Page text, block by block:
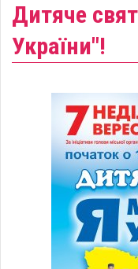
​Дитяче
України"!